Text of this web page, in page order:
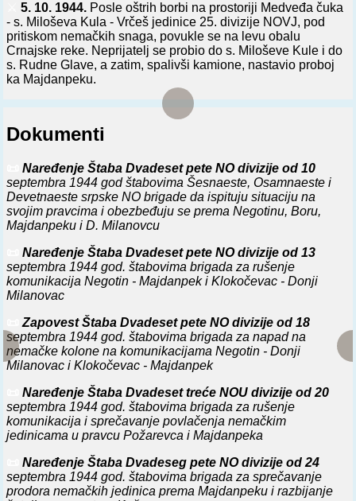
5. 10. 1944. Posle oštrih borbi na prostoriji Medveđa čuka
- s. Miloševa Kula - Vrčeš jedinice 25. divizije NOVJ, pod
pritiskom nemačkih snaga, povukle se na levu obalu
Crnajske reke. Neprijatelj se probio do s. Miloševe Kule i do
s. Rudne Glave, a zatim, spalivši kamione, nastavio proboj
ka Majdanpeku.
Dokumenti
Naređenje Štaba Dvadeset pete NO divizije od 10
septembra 1944 god štabovima Šesnaeste, Osamnaeste i
Devetnaeste srpske NO brigade da ispituju situaciju na
svojim pravcima i obezbeđuju se prema Negotinu, Boru,
Majdanpeku i D. Milanovcu
Naređenje Štaba Dvadeset pete NO divizije od 13
septembra 1944 god. štabovima brigada za rušenje
komunikacija Negotin - Majdanpek i Klokočevac - Donji
Milanovac
Zapovest Štaba Dvadeset pete NO divizije od 18
septembra 1944 god. štabovima brigada za napad na
nemačke kolone na komunikacijama Negotin - Donji
Milanovac i Klokočevac - Majdanpek
Naređenje Štaba Dvadeset treće NOU divizije od 20
septembra 1944 god. štabovima brigada za rušenje
komunikacija i sprečavanje povlačenja nemačkim
jedinicama u pravcu Požarevca i Majdanpeka
Naređenje Štaba Dvadeseg pete NO divizije od 24
septembra 1944 god. štabovima brigada za sprečavanje
prodora nemačkih jedinica prema Majdanpeku i razbijanje